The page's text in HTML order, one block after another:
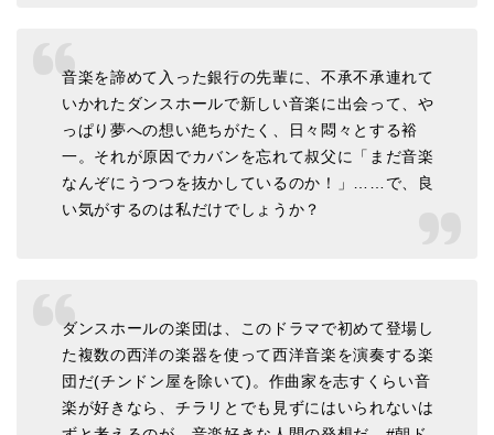
音楽を諦めて入った銀行の先輩に、不承不承連れて
いかれたダンスホールで新しい音楽に出会って、や
っぱり夢への想い絶ちがたく、日々悶々とする裕
一。それが原因でカバンを忘れて叔父に「まだ音楽
なんぞにうつつを抜かしているのか！」……で、良
い気がするのは私だけでしょうか？
ダンスホールの楽団は、このドラマで初めて登場し
た複数の西洋の楽器を使って西洋音楽を演奏する楽
団だ(チンドン屋を除いて)。作曲家を志すくらい音
楽が好きなら、チラリとでも見ずにはいられないは